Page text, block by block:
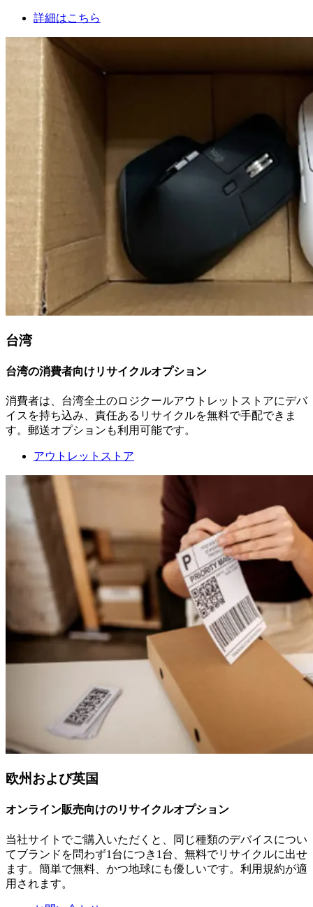
詳細はこちら
台湾
台湾の消費者向けリサイクルオプション
消費者は、台湾全土のロジクールアウトレットストアにデバ
イスを持ち込み、責任あるリサイクルを無料で手配できま
す。郵送オプションも利用可能です。
アウトレットストア
欧州および英国
オンライン販売向けのリサイクルオプション
当社サイトでご購入いただくと、同じ種類のデバイスについ
てブランドを問わず1台につき1台、無料でリサイクルに出せ
ます。簡単で無料、かつ地球にも優しいです。利用規約が適
用されます。